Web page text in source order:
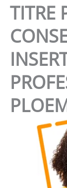
TITRE